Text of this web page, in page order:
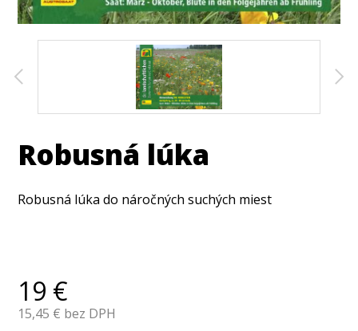
Robusná lúka
Robusná lúka do náročných suchých miest
19 €
15,45 € bez DPH